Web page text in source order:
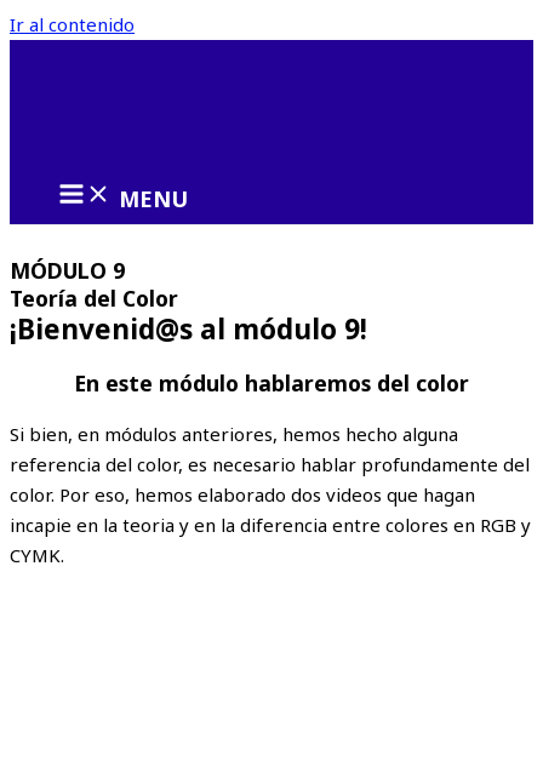
Ir al contenido
MENU
MÓDULO 9
Teoría del Color
¡Bienvenid@s al módulo 9!
En este módulo hablaremos del color
Si bien, en módulos anteriores, hemos hecho alguna
referencia del color, es necesario hablar profundamente del
color. Por eso, hemos elaborado dos videos que hagan
incapie en la teoria y en la diferencia entre colores en RGB y
CYMK.